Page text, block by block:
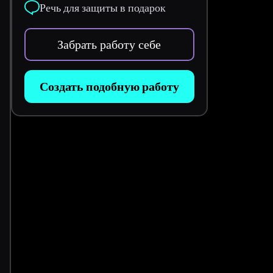
Речь для защиты в подарок
Забрать работу себе
Создать подобную работу